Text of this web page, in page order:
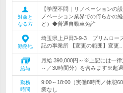
対象と
なる方
【学歴不問｜リノベーションの
ノベーション業界での何らかの
ど）◆普通自動車免許
勤務地
埼玉県上戸田3-9-3 プリムロー
記の事業所 【変更の範囲】変更…
給与
月給 390,000円～※上記には一
～／30時間分）を含みます※超
勤務
時間
9:00～18:00（実働8時間／休憩
業なし